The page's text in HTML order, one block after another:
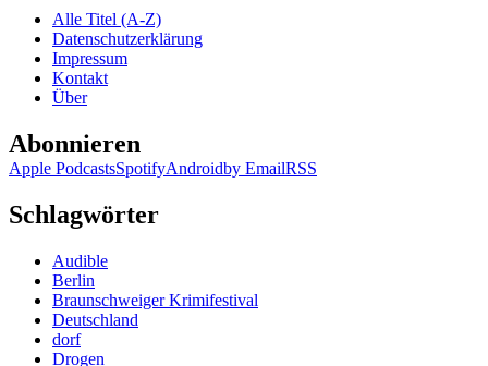
Alle Titel (A-Z)
Datenschutzerklärung
Impressum
Kontakt
Über
Abonnieren
Apple PodcastsSpotifyAndroidby EmailRSS
Schlagwörter
Audible
Berlin
Braunschweiger Krimifestival
Deutschland
dorf
Drogen